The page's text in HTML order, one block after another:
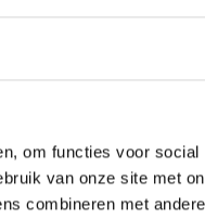
om functies voor
van onze site met
combineren met